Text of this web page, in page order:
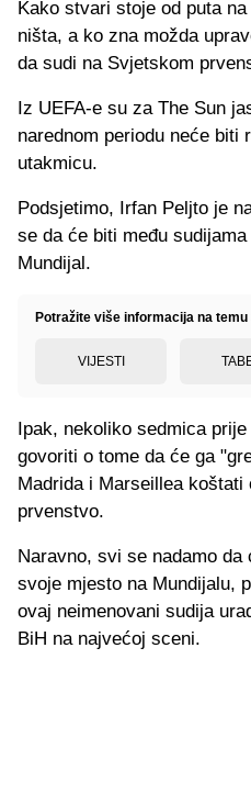
Kako stvari stoje od puta
ništa, a ko zna možda
da sudi na Svjetskom
Iz UEFA-e su za The Sun
narednom periodu neće biti
utakmicu.
Podsjetimo, Irfan Peljto je
se da će biti među
Mundijal.
Potražite više informacija na
VIJESTI
Ipak, nekoliko sedmica
govoriti o tome da će ga
Madrida i Marseillea
prvenstvo.
Naravno, svi se nadamo
svoje mjesto na Mundijalu,
ovaj neimenovani sudija
BiH na najvećoj sceni.